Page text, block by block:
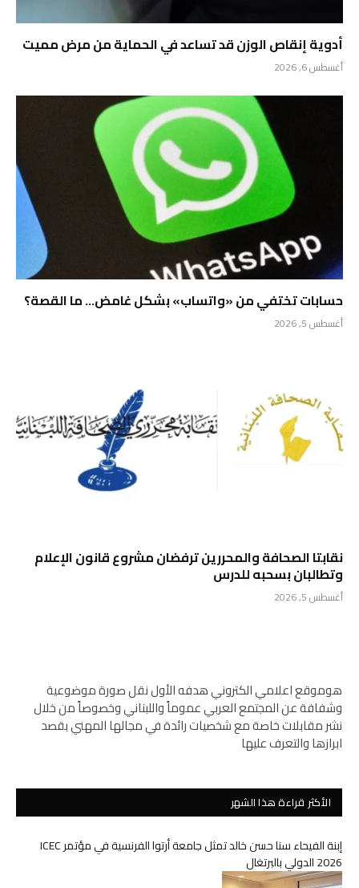
أدوية إنقاص الوزن قد تساعد في الحماية من مرض مميت
أغسطس 6, 2026
حسابات تختفي من «واتساب» بشكل غامض… ما القصة؟
أغسطس 5, 2026
نقابتا الصحافة والمحررين ترفضان مشروع قانون الإعلام
وتطالبان بسحبه للدرس
أغسطس 5, 2026
هوموقع اعلامي الكتروني هدفه الأول نقل صورة موضوعية
وشفافة عن المجتمع العربي عموماً واللبناني وخصوصاً من خلال
نشر مقابلات خاصة مع شخصيات رائدة في مجالها المهني بقصد
ابرازها والتعرف عليها
الأكثر قراءة هذا الشهر
إبنة الفيحاء سنا حسن خالد تمثل جامعة أرتوا الفرنسية في مؤتمر ICEC
2026 الدولي بالبرتغال